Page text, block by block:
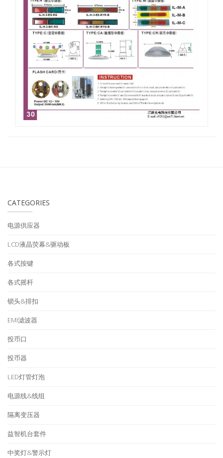
CATEGORIES
电源供应器
LCD液晶荧幕&驱动板
各式按键
各式摇杆
锁头&排扣
EMI滤波器
投币口
投币器
LED灯管灯泡
电源线&线组
隔离变压器
益智机台套件
中奖灯&警示灯